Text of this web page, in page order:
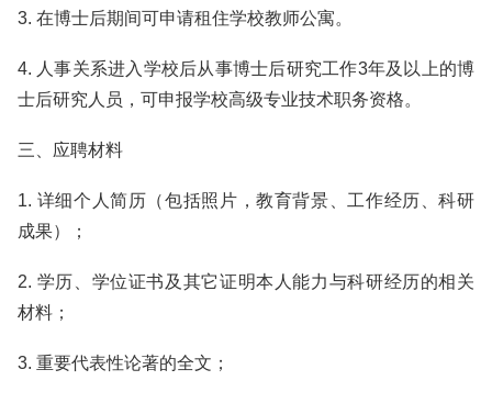
3. 在博士后期间可申请租住学校教师公寓。
4. 人事关系进入学校后从事博士后研究工作3年及以上的博
士后研究人员，可申报学校高级专业技术职务资格。
三、应聘材料
1. 详细个人简历（包括照片，教育背景、工作经历、科研
成果）；
2. 学历、学位证书及其它证明本人能力与科研经历的相关
材料；
3. 重要代表性论著的全文；